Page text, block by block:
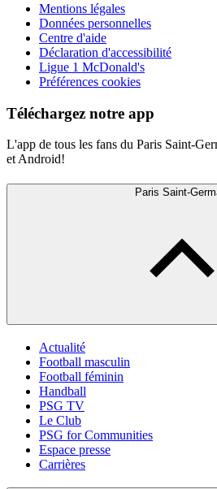
Mentions légales
Données personnelles
Centre d'aide
Déclaration d'accessibilité
Ligue 1 McDonald's
Préférences cookies
Téléchargez notre app
L'app de tous les fans du Paris Saint-
et Android!
Paris Saint-
Actualité
Football masculin
Football féminin
Handball
PSG TV
Le Club
PSG for Communities
Espace presse
Carrières